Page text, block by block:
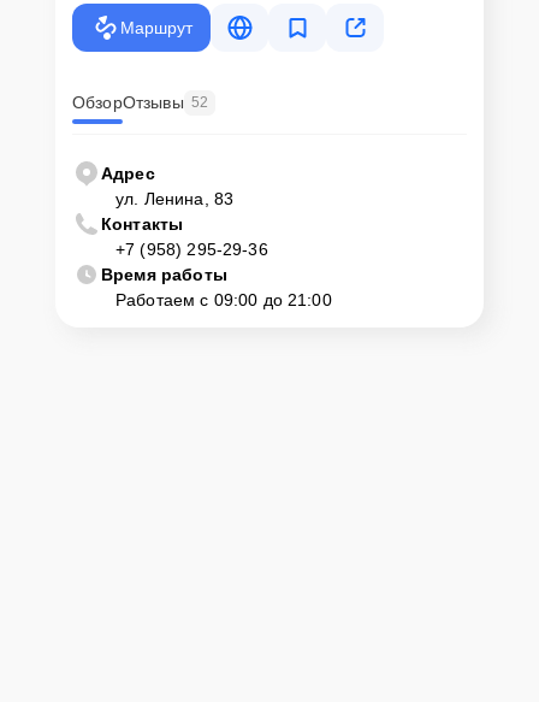
Маршрут
ОбзорОтзывы 52
Адрес
ул. Ленина, 83
Контакты
+7 (958) 295-29-36
Время работы
Работаем с 09:00 до 21:00